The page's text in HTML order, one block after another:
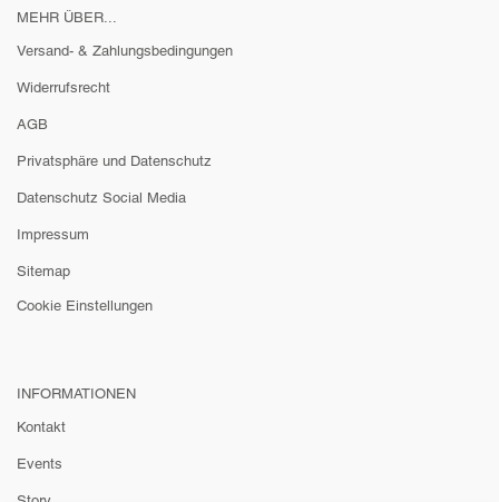
MEHR ÜBER...
Versand- & Zahlungsbedingungen
Widerrufsrecht
AGB
Privatsphäre und Datenschutz
Datenschutz Social Media
Impressum
Sitemap
Cookie Einstellungen
INFORMATIONEN
Kontakt
Events